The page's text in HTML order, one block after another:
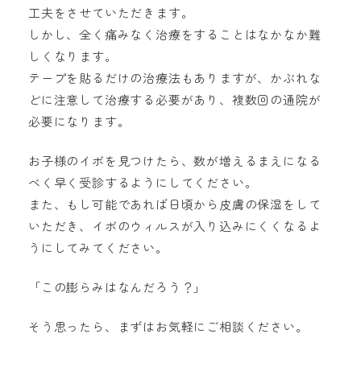
工夫をさせていただきます。
しかし、全く痛みなく治療をすることはなかなか難
しくなります。
テープを貼るだけの治療法もありますが、かぶれな
どに注意して治療する必要があり、複数回の通院が
必要になります。
お子様のイボを見つけたら、数が増えるまえになる
べく早く受診するようにしてください。
また、もし可能であれば日頃から皮膚の保湿をして
いただき、イボのウィルスが入り込みにくくなるよ
うにしてみてください。
「この膨らみはなんだろう？」
そう思ったら、まずはお気軽にご相談ください。